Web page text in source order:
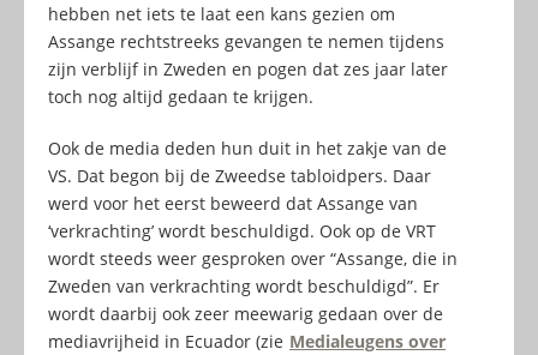
hebben net iets te laat een kans gezien om
Assange rechtstreeks gevangen te nemen tijdens
zijn verblijf in Zweden en pogen dat zes jaar later
toch nog altijd gedaan te krijgen.
Ook de media deden hun duit in het zakje van de
VS. Dat begon bij de Zweedse tabloidpers. Daar
werd voor het eerst beweerd dat Assange van
‘verkrachting’ wordt beschuldigd. Ook op de VRT
wordt steeds weer gesproken over “Assange, die in
Zweden van verkrachting wordt beschuldigd”. Er
wordt daarbij ook zeer meewarig gedaan over de
mediavrijheid in Ecuador (zie Medialeugens over